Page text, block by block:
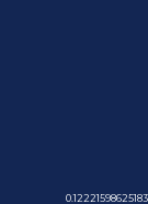
0.12221598625183